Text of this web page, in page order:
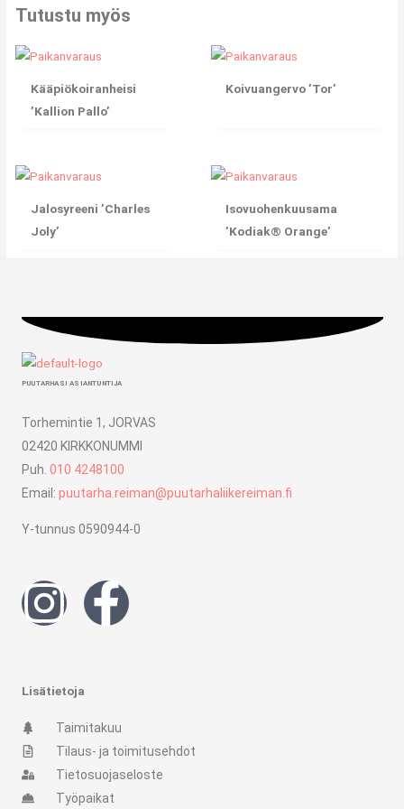
Tutustu myös
Kääpiökoiranheisi
’Kallion Pallo’
Koivuangervo ’Tor’
Jalosyreeni ’Charles
Joly’
Isovuohenkuusama
’Kodiak® Orange’
PUUTARHASI ASIANTUNTIJA
Torhemintie 1, JORVAS
02420 KIRKKONUMMI
Puh. 010 4248100
Email: puutarha.reiman@puutarhaliikereiman.fi
Y-tunnus 0590944-0
I
n
s
t
a
F
a
e
b
Lisätietoja
Taimitakuu
Tilaus- ja toimitusehdot
Tietosuojaseloste
Työpaikat